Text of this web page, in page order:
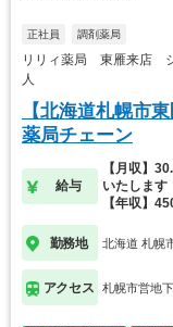
正社員 調剤薬局
リリィ薬局 東雁来店 シ
人
【北海道札幌市
薬局チェーン
給与
【月収】
いたします
【年収】
勤務地 北海道 札幌
アクセス 札幌市営地